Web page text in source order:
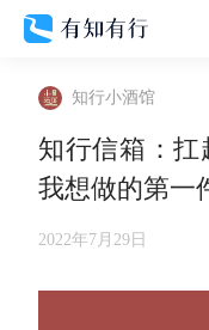
知行小酒馆
知行信箱：扛
我想做的第一
2022年7月29日